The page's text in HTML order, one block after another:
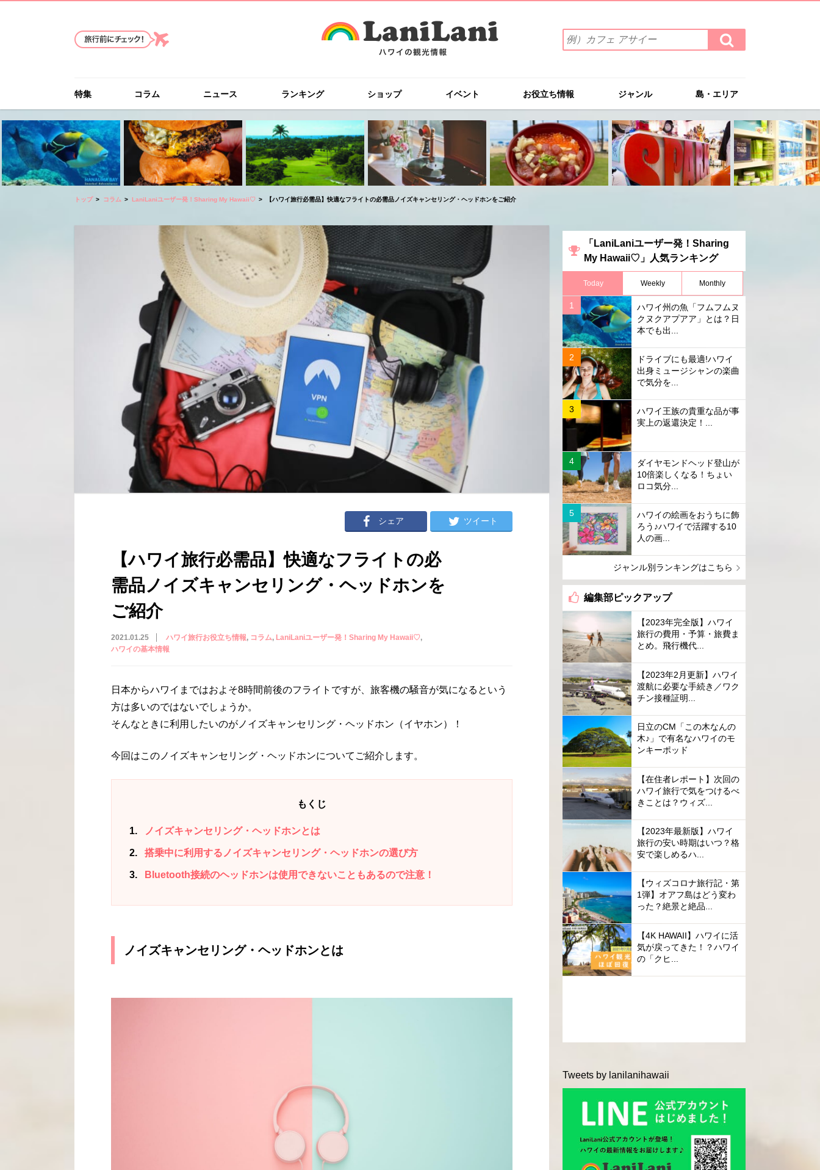
索
ワ
を
入
力
(例）
カ
フ
ェ
イ
ー
検
索
す
特集 コラム ニュース ランキング ショップ イベント お役立ち情報 ジャンル 島・エリア
トップ コラム LaniLaniユーザー発！Sharing My Hawaii♡ 【ハワイ旅行必需品】快適なフライトの必需品ノイズキャンセリング・ヘッドホンをご紹介
シェア ツイート
【ハワイ旅行必需品】快適なフライトの必
需品ノイズキャンセリング・ヘッドホンを
ご紹介
2021.01.25 ハワイ旅行お役立ち情報 コラム LaniLaniユーザー発！Sharing My Hawaii♡
ハワイの基本情報
日本からハワイまではおよそ8時間前後のフライトですが、旅客機の騒音が気になるという
方は多いのではないでしょうか。
そんなときに利用したいのがノイズキャンセリング・ヘッドホン（イヤホン）！
今回はこのノイズキャンセリング・ヘッドホンについてご紹介します。
もくじ
1 ノイズキャンセリング・ヘッドホンとは
2 搭乗中に利用するノイズキャンセリング・ヘッドホンの選び方
3 Bluetooth接続のヘッドホンは使用できないこともあるので注意！
ノイズキャンセリング・ヘッドホンとは
「LaniLaniユーザー発！Sharing
My Hawaii♡」人気ランキング
Today Weekly Monthly
ハワイ州の魚「フムフムヌ
クヌクアプアア」とは？日
本でも出...
ドライブにも最適!ハワイ
出身ミュージシャンの楽曲
で気分を...
ハワイ王族の貴重な品が事
実上の返還決定！...
ダイヤモンドヘッド登山が
10倍楽しくなる！ちょい
ロコ気分...
ハワイの絵画をおうちに飾
ろう♪ハワイで活躍する10
人の画...
ジャンル別ランキングはこちら
編集部ピックアップ
【2023年完全版】ハワイ
旅行の費用・予算・旅費ま
とめ。飛行機代...
【2023年2月更新】ハワイ
渡航に必要な手続き／ワク
チン接種証明...
日立のCM「この木なんの
木♪」で有名なハワイのモ
ンキーポッド
【在住者レポート】次回の
ハワイ旅行で気をつけるべ
きことは？ウィズ...
【2023年最新版】ハワイ
旅行の安い時期はいつ？格
安で楽しめるハ...
【ウィズコロナ旅行記・第
1弾】オアフ島はどう変わ
った？絶景と絶品...
【4K HAWAII】ハワイに活
気が戻ってきた！？ハワイ
の「クヒ...
Tweets by lanilanihawaii